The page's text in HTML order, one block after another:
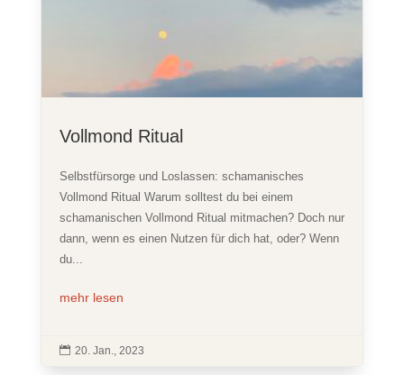
Vollmond Ritual
Selbstfürsorge und Loslassen: schamanisches
Vollmond Ritual Warum solltest du bei einem
schamanischen Vollmond Ritual mitmachen? Doch nur
dann, wenn es einen Nutzen für dich hat, oder? Wenn
du...
mehr lesen
 20. Jan., 2023